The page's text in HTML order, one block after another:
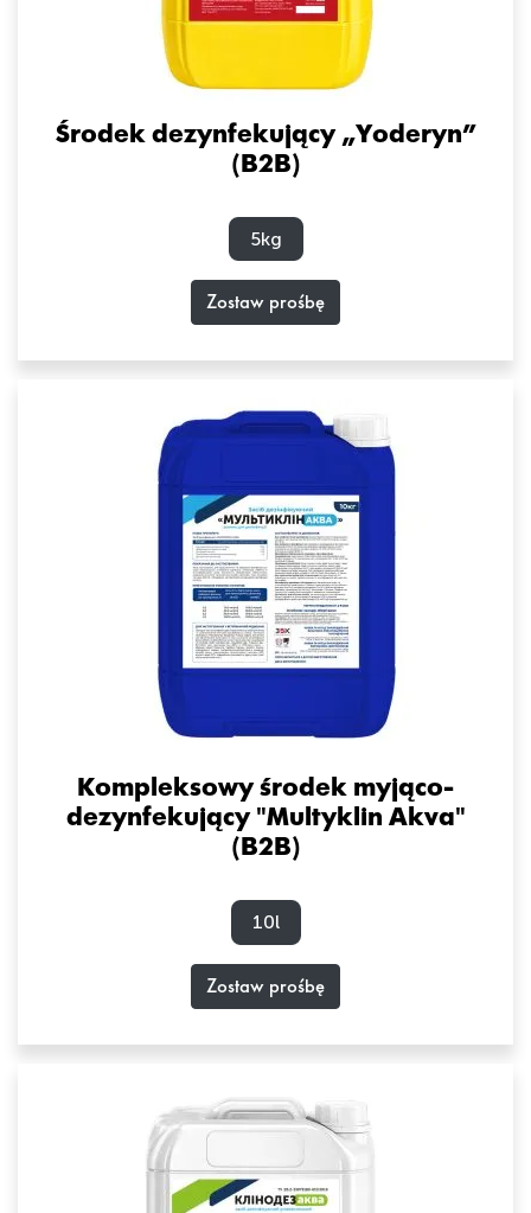
Środek dezynfekujący „Yoderyn”
(B2B)
5kg
Zostaw prośbę
Kompleksowy środek myjąco-
dezynfekujący "Multyklin Akva"
(B2B)
10l
Zostaw prośbę